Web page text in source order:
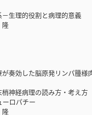
生理的役割と病理的意義
奏効した脳原発リンパ腫様
神経病理の読み方・考え方
ロパチー